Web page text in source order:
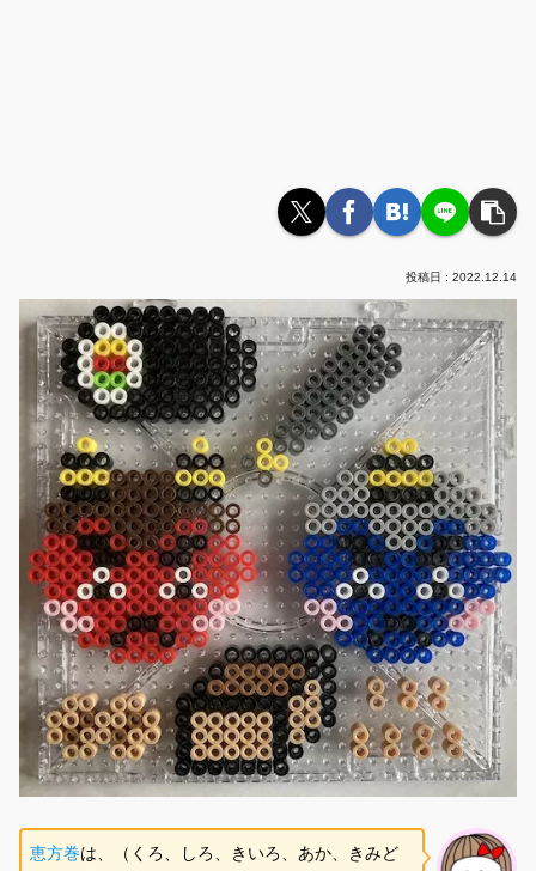
2022.12.14
恵方巻は、（くろ、しろ、きいろ、あか、きみど